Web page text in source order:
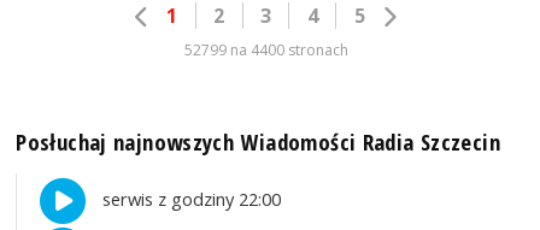
1 2 3 4 5
52799 na 4400 stronach
Posłuchaj najnowszych Wiadomości Radia Szczecin
serwis z godziny 22:00